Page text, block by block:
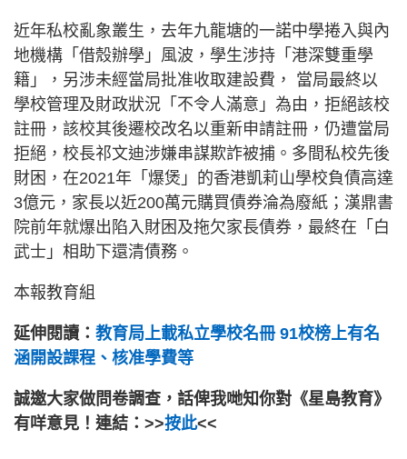
近年私校亂象叢生，去年九龍塘的一諾中學捲入與內
地機構「借殼辦學」風波，學生涉持「港深雙重學
籍」，另涉未經當局批准收取建設費， 當局最終以
學校管理及財政狀況「不令人滿意」為由，拒絕該校
註冊，該校其後遷校改名以重新申請註冊，仍遭當局
拒絕，校長祁文迪涉嫌串謀欺詐被捕。多間私校先後
財困，在2021年「爆煲」的香港凱莉山學校負債高達
3億元，家長以近200萬元購買債券淪為廢紙；漢鼎書
院前年就爆出陷入財困及拖欠家長債券，最終在「白
武士」相助下還清債務。
本報教育組
延伸閱讀： 教育局上載私立學校名冊 91校榜上有名
涵開設課程、核准學費等
誠邀大家做問卷調查，話俾我哋知你對《星島教育》
有咩意見！連結：>>按此<<